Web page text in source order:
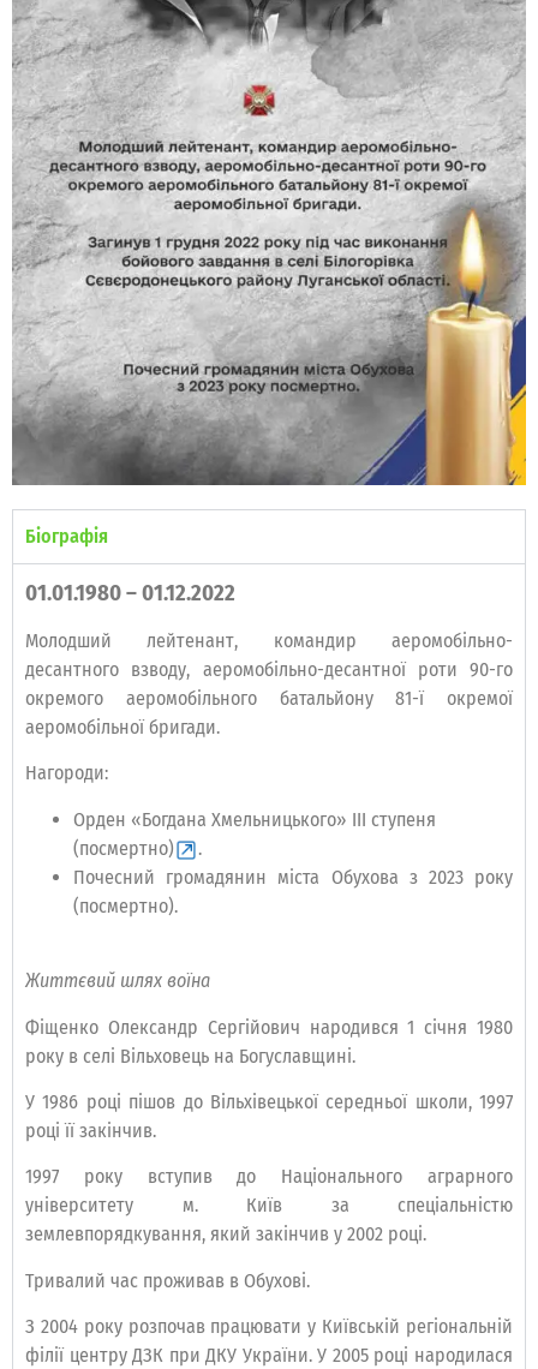
Біографія
01.01.1980 – 01.12.2022
Молодший лейтенант, командир аеромобільно-
десантного взводу, аеромобільно-десантної роти 90-го
окремого аеромобільного батальйону 81-ї окремої
аеромобільної бригади.
Нагороди:
Орден «Богдана Хмельницького» III ступеня
(посмертно)
.
Почесний громадянин міста Обухова з 2023 року
(посмертно).
Життєвий шлях воїна
Фіщенко Олександр Сергійович народився 1 січня 1980
року в селі Вільховець на Богуславщині.
У 1986 році пішов до Вільхівецької середньої школи, 1997
році її закінчив.
1997 року вступив до Національного аграрного
університету м. Київ за спеціальністю
землевпорядкування, який закінчив у 2002 році.
Тривалий час проживав в Обухові.
З 2004 року розпочав працювати у Київській регіональній
філії центру ДЗК при ДКУ України. У 2005 році народилася